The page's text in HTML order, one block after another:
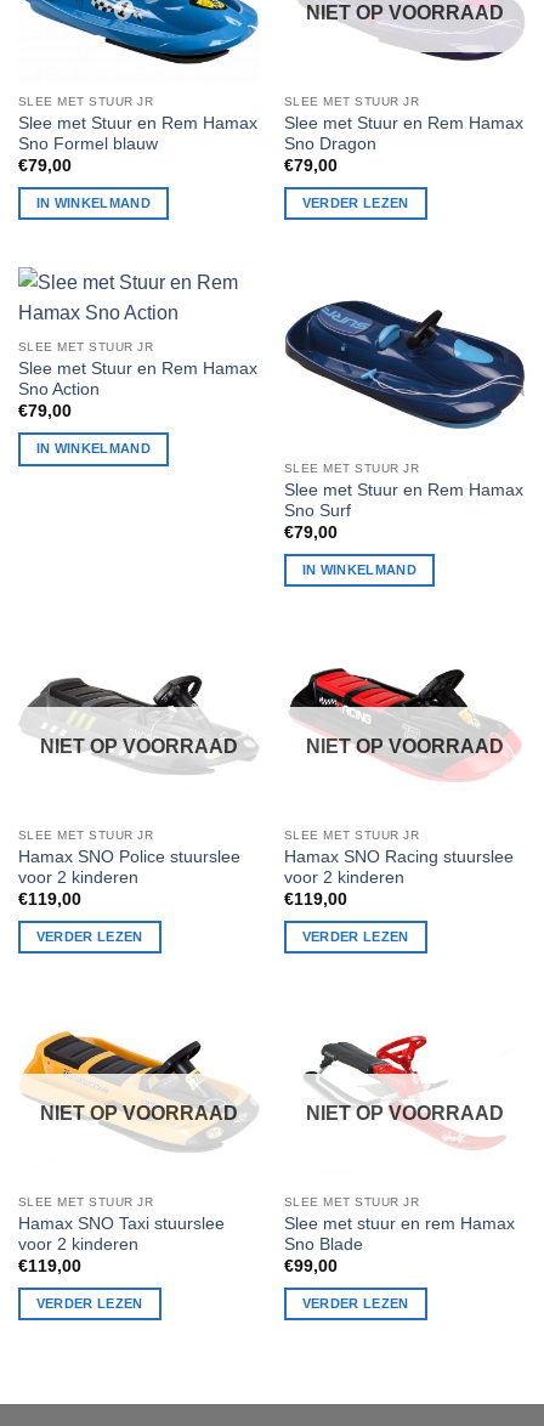
SLEE MET STUUR JR
Slee met Stuur en Rem Hamax
Sno Formel blauw
€79,00
IN WINKELMAND
NIET OP VOORRAAD
SLEE MET STUUR JR
Slee met Stuur en Rem Hamax
Sno Dragon
€79,00
VERDER LEZEN
SLEE MET STUUR JR
Slee met Stuur en Rem Hamax
Sno Action
€79,00
IN WINKELMAND
SLEE MET STUUR JR
Slee met Stuur en Rem Hamax
Sno Surf
€79,00
IN WINKELMAND
NIET OP VOORRAAD
SLEE MET STUUR JR
Hamax SNO Police stuurslee
voor 2 kinderen
€119,00
VERDER LEZEN
NIET OP VOORRAAD
SLEE MET STUUR JR
Hamax SNO Racing stuurslee
voor 2 kinderen
€119,00
VERDER LEZEN
NIET OP VOORRAAD
SLEE MET STUUR JR
Hamax SNO Taxi stuurslee
voor 2 kinderen
€119,00
VERDER LEZEN
NIET OP VOORRAAD
SLEE MET STUUR JR
Slee met stuur en rem Hamax
Sno Blade
€99,00
VERDER LEZEN